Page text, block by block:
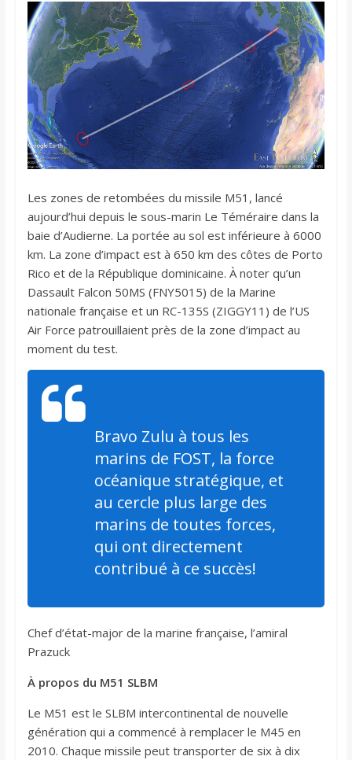
Les zones de retombées du missile M51, lancé
aujourd’hui depuis le sous-marin Le Téméraire dans la
baie d’Audierne. La portée au sol est inférieure à 6000
km. La zone d’impact est à 650 km des côtes de Porto
Rico et de la République dominicaine. À noter qu’un
Dassault Falcon 50MS (FNY5015) de la Marine
nationale française et un RC-135S (ZIGGY11) de l’US
Air Force patrouillaient près de la zone d’impact au
moment du test.
Bravo Zulu à tous les
marins de FOST, la force
océanique stratégique, et
au cercle plus large des
marins de toutes forces,
qui ont directement
contribué à ce succès!
Chef d’état-major de la marine française, l’amiral
Prazuck
À propos du M51 SLBM
Le M51 est le SLBM intercontinental de nouvelle
génération qui a commencé à remplacer le M45 en
2010. Chaque missile peut transporter de six à dix